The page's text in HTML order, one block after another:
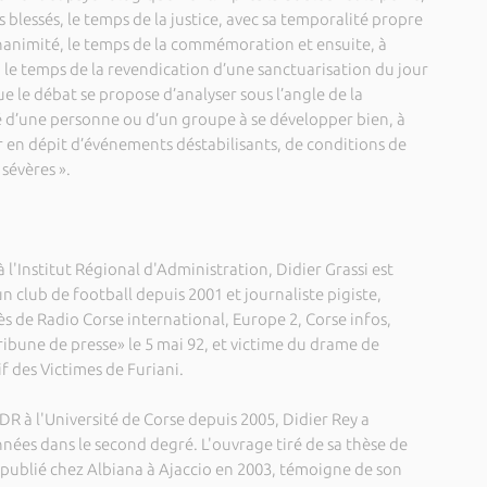
blessés, le temps de la justice, avec sa temporalité propre
le temps de la commémoration et ensuite, à
temps de la revendication d’une sanctuarisation du jour
le débat se propose d’analyser sous l’angle de la
personne ou d’un groupe à se développer bien, à
dépit d’événements déstabilisants, de conditions de
».
l'Institut Régional d'Administration, Didier Grassi est
club de football depuis 2001 et journaliste pigiste,
de Radio Corse international, Europe 2, Corse infos,
de presse» le 5 mai 92, et victime du drame de
Victimes de Furiani.
à l'Université de Corse depuis 2005, Didier Rey a
dans le second degré. L'ouvrage tiré de sa thèse de
chez Albiana à Ajaccio en 2003, témoigne de son